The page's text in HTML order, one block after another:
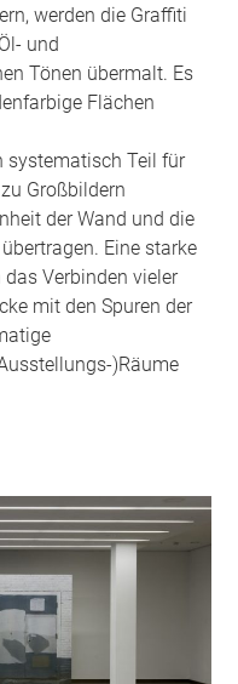
werden die Graffiti
und
Tönen übermalt. Es
Flächen
systematisch Teil für
Großbildern
der Wand und die
Eine starke
Verbinden vieler
mit den Spuren der
)Räume